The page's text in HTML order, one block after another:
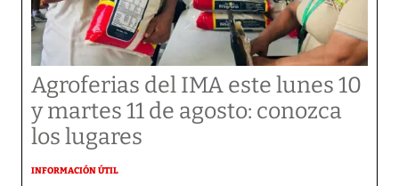
Agroferias del IMA este lunes 10
y martes 11 de agosto: conozca
los lugares
INFORMACIÓN ÚTIL